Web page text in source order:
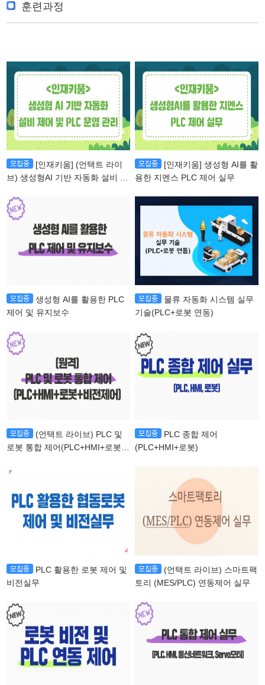
훈련과정
[인재키움] (언택트 라이
브) 생성형AI 기반 자동화 설비 제
[인재키움] 생성형 AI를 활
용한 지멘스 PLC 제어 실무
생성형 AI를 활용한 PLC
제어 및 유지보수
물류 자동화 시스템 실무
기술(PLC+로봇 연동)
(언택트 라이브) PLC 및
로봇 통합 제어(PLC+HMI+로봇
PLC 종합 제어
(PLC+HMI+로봇)
PLC 활용한 로봇 제어 및
비전실무
(언택트 라이브) 스마트팩
토리 (MES/PLC) 연동제어 실무